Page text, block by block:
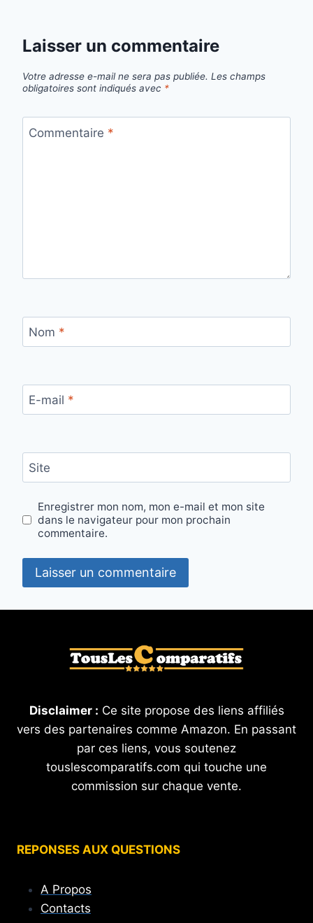
Laisser un commentaire
Votre adresse e-mail ne sera pas publiée. Les champs
obligatoires sont indiqués avec *
Commentaire *
Nom *
E-mail *
Site
Enregistrer mon nom, mon e-mail et mon site
dans le navigateur pour mon prochain
commentaire.
Disclaimer : Ce site propose des liens affiliés
vers des partenaires comme Amazon. En passant
par ces liens, vous soutenez
touslescomparatifs.com qui touche une
commission sur chaque vente.
REPONSES AUX QUESTIONS
A Propos
Contacts